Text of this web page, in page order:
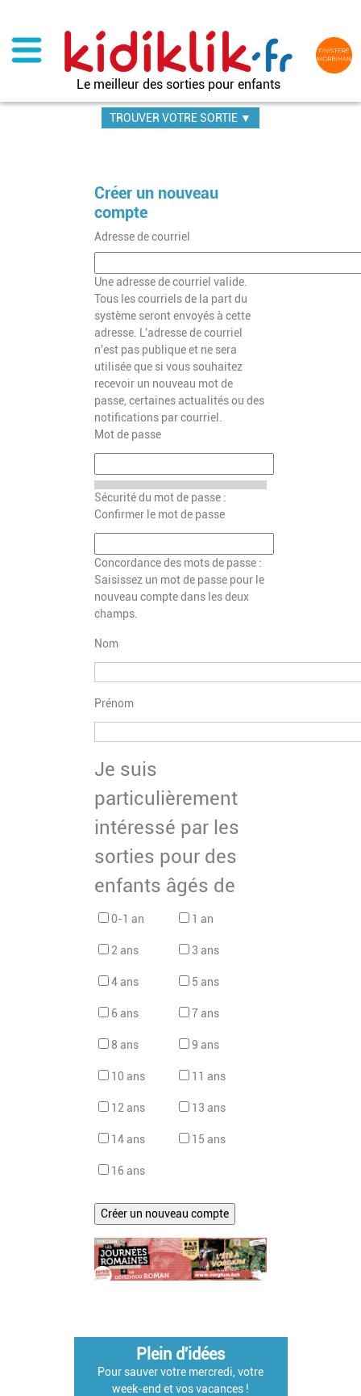
contenu
principal
Le meilleur des sorties pour enfants
TROUVER VOTRE SORTIE ▼
Créer un nouveau
compte
Adresse de courriel
Une adresse de courriel valide.
Tous les courriels de la part du
système seront envoyés à cette
adresse. L'adresse de courriel
n'est pas publique et ne sera
utilisée que si vous souhaitez
recevoir un nouveau mot de
passe, certaines actualités ou des
notifications par courriel.
Mot de passe
Sécurité du mot de passe :
Confirmer le mot de passe
Concordance des mots de passe :
Saisissez un mot de passe pour le
nouveau compte dans les deux
champs.
Nom
Prénom
Je suis
particulièrement
intéressé par les
sorties pour des
enfants âgés de
0-1 an 1 an
2 ans 3 ans
4 ans 5 ans
6 ans 7 ans
8 ans 9 ans
10 ans 11 ans
12 ans 13 ans
14 ans 15 ans
16 ans
Plein d'idées
Pour sauver votre mercredi, votre
week-end et vos vacances !